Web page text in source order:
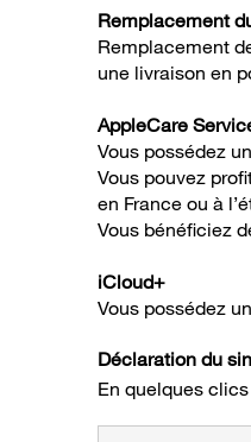
Remplacement
Remplacement
une livraison en
AppleCare
Vous possédez
Vous pouvez
en France ou à
Vous bénéficiez
iCloud+
Vous possédez
Déclaration du
En quelques